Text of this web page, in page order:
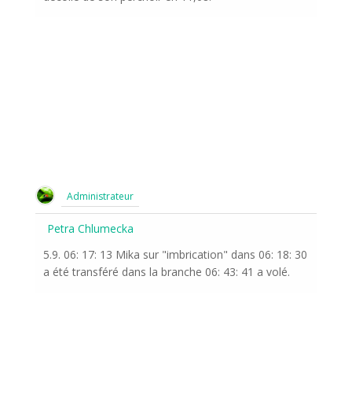
Administrateur
Petra Chlumecka
5.9. 06: 17: 13 Mika sur "imbrication" dans 06: 18: 30
a été transféré dans la branche 06: 43: 41 a volé.